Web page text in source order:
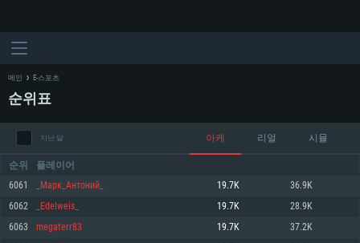
시스템 요구사항
메인 E-스포츠
순위표
지난 달 아케 리얼 시뮬
순위 플레이어
6061 _Марк_Антоний_ 19.7K 36.9K
6062 _Edelweis_ 19.7K 28.9K
6063 megaterr83 19.7K 37.2K